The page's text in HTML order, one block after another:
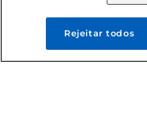
Formas de pagamento
Rejeitar todos